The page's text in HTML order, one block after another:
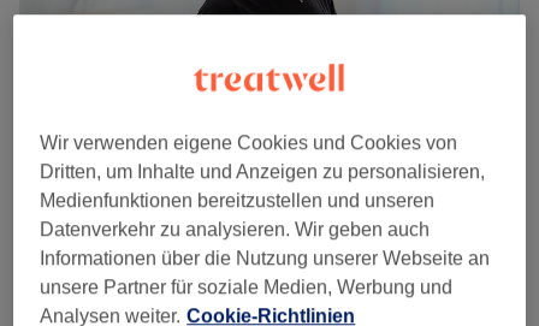
Simone Neuweiler Cosmetics
5.0
279 Bewertungen
Wallisellen
Auf Karte anzeigen
Gesichtsbehandlung - Sublimeskin Double
Peel Fruchtsäurepeeling, Hauterneuernd,
straffend
CHF 135
Wir verwenden eigene Cookies und Cookies von
Dritten, um Inhalte und Anzeigen zu personalisieren,
Medienfunktionen bereitzustellen und unseren
Datenverkehr zu analysieren. Wir geben auch
Informationen über die Nutzung unserer Webseite an
unsere Partner für soziale Medien, Werbung und
Analysen weiter. Cookie-Richtlinien